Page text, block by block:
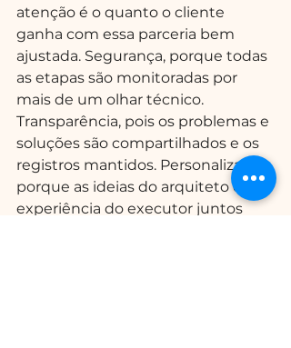
atenção é o quanto o cliente
ganha com essa parceria bem
ajustada. Segurança, porque todas
as etapas são monitoradas por
mais de um olhar técnico.
Transparência, pois os problemas e
soluções são compartilhados e os
registros mantidos. Personalização,
porque as ideias do arquiteto e a
experiência do executor juntos